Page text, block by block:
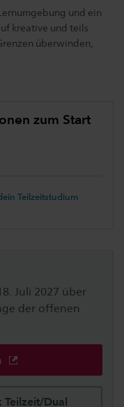
und ein
kreative und teils
überwinden,
zum Start
Teilzeitstudium
Juli 2027 über
der offenen
Teilzeit/Dual